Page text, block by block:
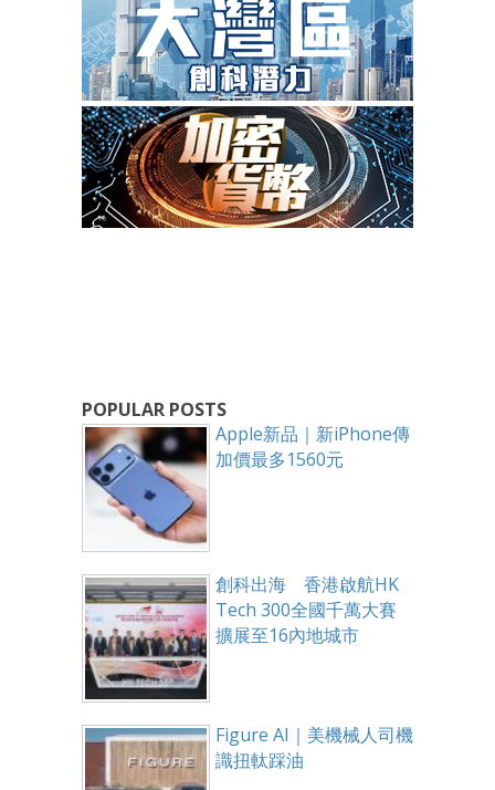
POPULAR POSTS
Apple新品｜新iPhone傳
加價最多1560元
創科出海 香港啟航HK
Tech 300全國千萬大賽
擴展至16內地城市
Figure AI｜美機械人司機
識扭軚踩油